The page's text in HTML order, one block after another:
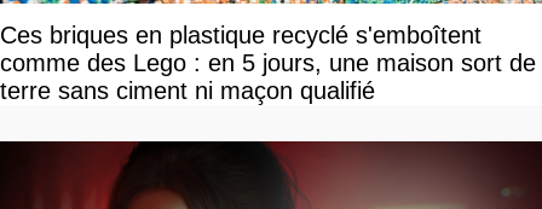
Ces briques en plastique recyclé s'emboîtent
comme des Lego : en 5 jours, une maison sort de
terre sans ciment ni maçon qualifié